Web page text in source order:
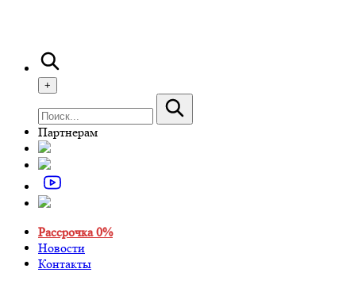
+
Партнерам
Рассрочка 0%
Новости
Контакты